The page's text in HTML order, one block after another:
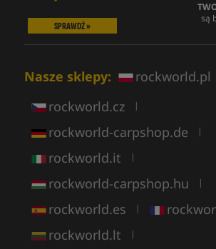
SPRAWDŹ »
są
Nasze sklepy: rockworld.pl
rockworld.cz |
rockworld-carpshop.de |
rockworld.it |
rockworld-carpshop.hu |
rockworld.es |
rockworld.lt |